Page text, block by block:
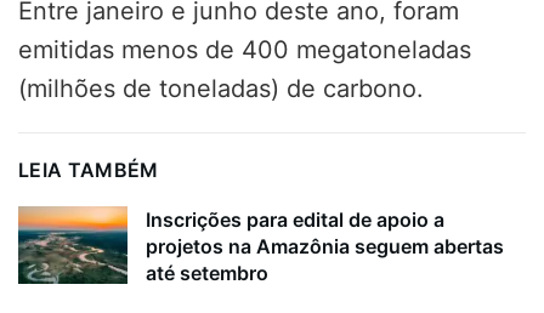
Entre janeiro e junho deste ano, foram
emitidas menos de 400 megatoneladas
(milhões de toneladas) de carbono.
LEIA TAMBÉM
Inscrições para edital de apoio a
projetos na Amazônia seguem abertas
até setembro